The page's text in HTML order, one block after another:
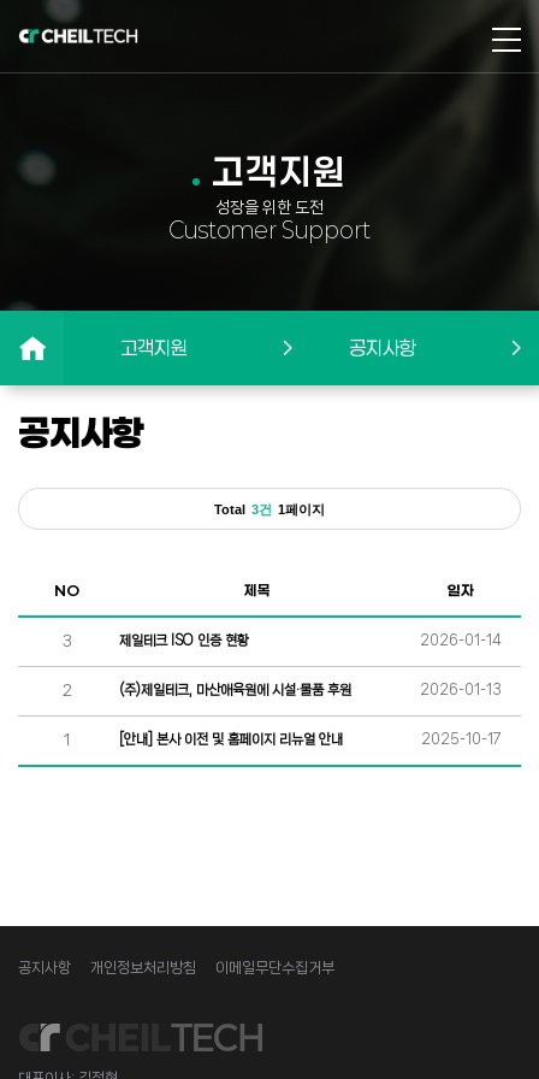
고객지원
성장을 위한 도전
Customer Support
고객지원 공지사항
공지사항
Total 3건 1페이지
NO 제목 일자
3 제일테크 ISO 인증 현황 2026-01-14
2 (주)제일테크, 마산애육원에 시설·물품 후원 2026-01-13
1 [안내] 본사 이전 및 홈페이지 리뉴얼 안내 2025-10-17
공지사항 개인정보처리방침 이메일무단수집거부